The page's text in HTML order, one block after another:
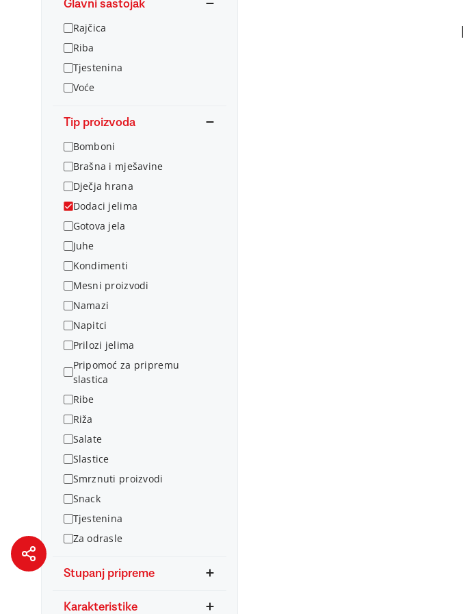
Glavni sastojak
Rajčica
Riba
Tjestenina
Voće
Tip proizvoda
Bomboni
Brašna i mješavine
Dječja hrana
Dodaci jelima
Gotova jela
Juhe
Kondimenti
Mesni proizvodi
Namazi
Napitci
Prilozi jelima
Pripomoć za pripremu
slastica
Ribe
Riža
Salate
Slastice
Smrznuti proizvodi
Snack
Tjestenina
Za odrasle
Stupanj pripreme
Karakteristike